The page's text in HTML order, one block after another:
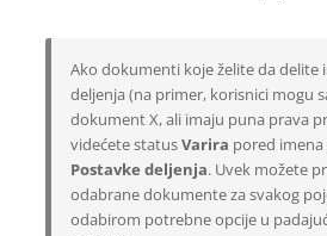
Ako dokumenti koje želite da delite
deljenja (na primer, korisnici mogu
dokument X, ali imaju puna prava
videćete statusVarira pored
Postavke deljenja. Uvek možete
odabrane dokumente za svakog
odabirom potrebne opcije u